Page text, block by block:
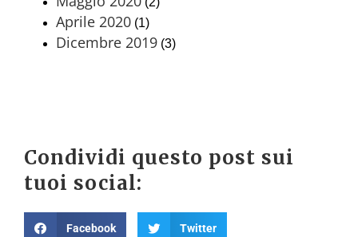
Aprile 2020 (1)
Dicembre 2019 (3)
Condividi questo post sui
tuoi social:
Facebook Twitter